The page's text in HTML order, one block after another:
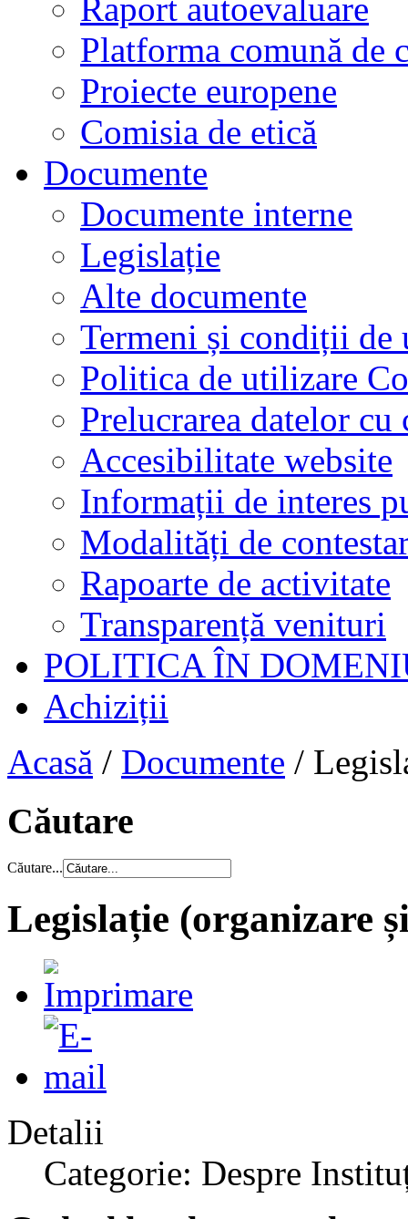
Raport autoevaluare
Platforma comună de
Proiecte europene
Comisia de etică
Documente
Documente interne
Legislație
Alte documente
Termeni și condiții de
Politica de utilizare
Prelucrarea datelor cu
Accesibilitate website
Informații de interes
Modalități de
Rapoarte de activitate
Transparență venituri
POLITICA ÎN
Achiziții
Acasă / Documente /
Căutare
Căutare...
Legislație (organizare
Detalii
Categorie: Despre